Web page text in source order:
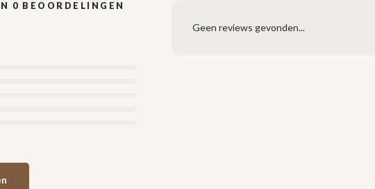
0 BEOORDELINGEN
Geen reviews gevonden...